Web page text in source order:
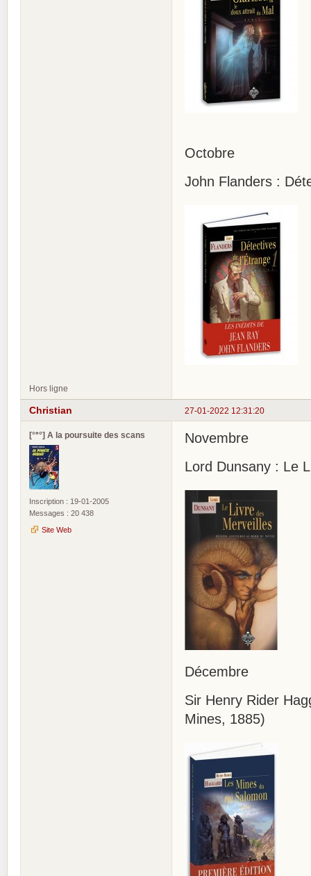
Octobre
John Flanders :
Hors ligne
27-01-2022 12:31:20
Christian
[°*°] A la poursuite des scans
Inscription : 19-01-2005
Messages : 20 438
Site Web
Novembre
Lord Dunsany : Le
Décembre
Sir Henry Rider
Mines, 1885)